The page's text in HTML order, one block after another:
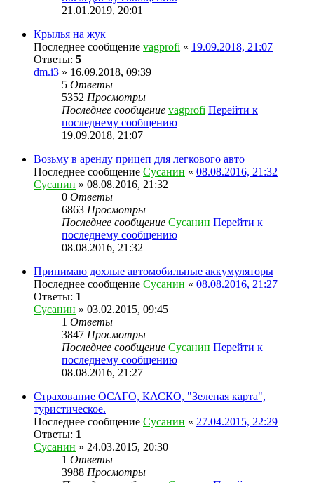
21.01.2019, 20:01
Крылья на жук
Последнее сообщение vagprofi « 19.09.2018, 21:07
Ответы: 5
dm.i3 » 16.09.2018, 09:39
5 Ответы
5352 Просмотры
Последнее сообщение vagprofi Перейти к
последнему сообщению
19.09.2018, 21:07
Возьму в аренду прицеп для легкового авто
Последнее сообщение Сусанин « 08.08.2016, 21:32
Сусанин » 08.08.2016, 21:32
0 Ответы
6863 Просмотры
Последнее сообщение Сусанин Перейти к
последнему сообщению
08.08.2016, 21:32
Принимаю дохлые автомобильные аккумуляторы
Последнее сообщение Сусанин « 08.08.2016, 21:27
Ответы: 1
Сусанин » 03.02.2015, 09:45
1 Ответы
3847 Просмотры
Последнее сообщение Сусанин Перейти к
последнему сообщению
08.08.2016, 21:27
Страхование ОСАГО, КАСКО, "Зеленая карта",
туристическое.
Последнее сообщение Сусанин « 27.04.2015, 22:29
Ответы: 1
Сусанин » 24.03.2015, 20:30
1 Ответы
3988 Просмотры